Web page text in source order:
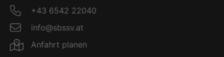
+43 6542 22040
info@sbssv.at
Anfahrt planen